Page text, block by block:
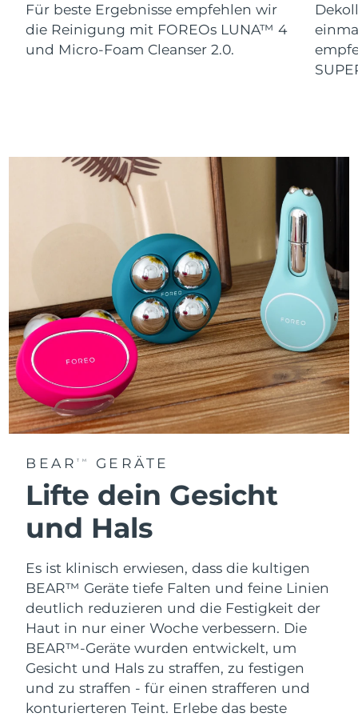
Für beste Ergebnisse empfehlen wir
die Reinigung mit FOREOs LUNA™ 4
und Micro-Foam Cleanser 2.0.
BEARTM GERÄTE
Lifte dein Gesicht
und Hals
Es ist klinisch erwiesen, dass die kultigen
BEAR™ Geräte tiefe Falten und feine Linien
deutlich reduzieren und die Festigkeit der
Haut in nur einer Woche verbessern. Die
BEAR™-Geräte wurden entwickelt, um
Gesicht und Hals zu straffen, zu festigen
und zu straffen - für einen strafferen und
konturierteren Teint. Erlebe das beste